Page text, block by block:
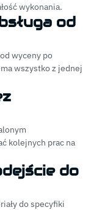
wykonania.
od
wyceny po
wszystko z jednej
kolejnych prac na
do
do specyfiki